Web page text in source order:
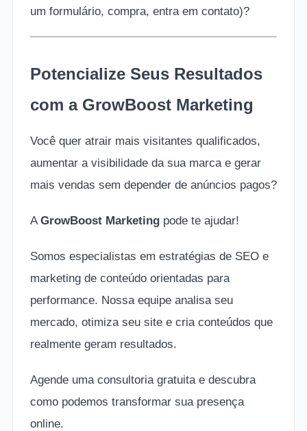
um formulário, compra, entra em contato)?
Potencialize Seus Resultados
com a GrowBoost Marketing
Você quer atrair mais visitantes qualificados,
aumentar a visibilidade da sua marca e gerar
mais vendas sem depender de anúncios pagos?
AGrowBoost Marketingpode te ajudar!
Somos especialistas em estratégias de SEO e
marketing de conteúdo orientadas para
performance. Nossa equipe analisa seu
mercado, otimiza seu site e cria conteúdos que
realmente geram resultados.
Agende uma consultoria gratuita e descubra
como podemos transformar sua presença
online.